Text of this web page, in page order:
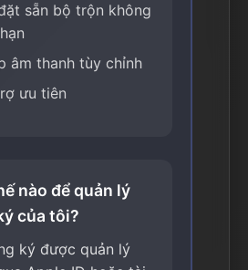
sẵn bộ trộn không
âm thanh tùy chỉnh
ưu tiên
nào để quản lý
của tôi?
ký được quản lý